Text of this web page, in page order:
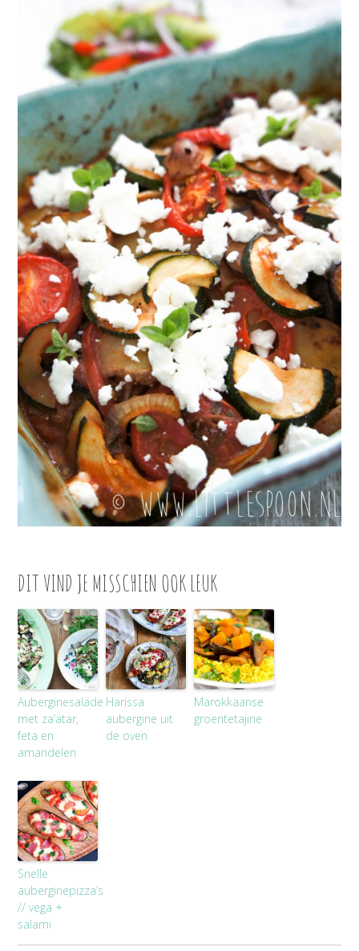
DIT VIND JE MISSCHIEN OOK LEUK
Auberginesalade
met za’atar,
feta en
amandelen
Harissa
aubergine uit
de oven
Marokkaanse
groentetajine
Snelle
auberginepizza’s
// vega +
salami